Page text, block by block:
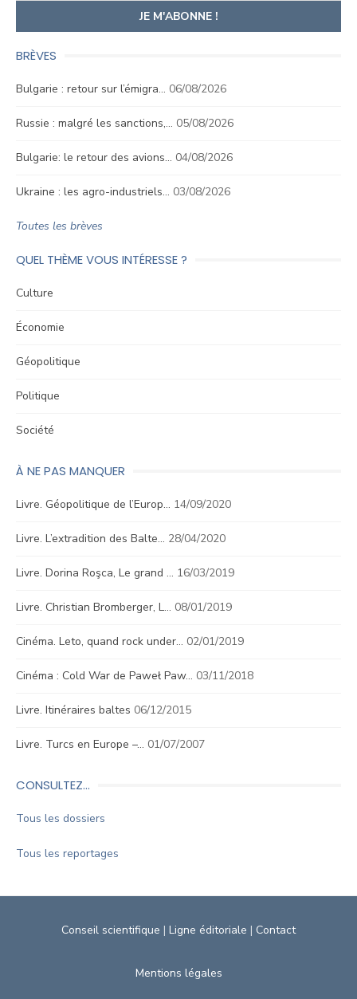
BRÈVES
Bulgarie : retour sur l’émigra… 06/08/2026
Russie : malgré les sanctions,… 05/08/2026
Bulgarie: le retour des avions… 04/08/2026
Ukraine : les agro-industriels… 03/08/2026
Toutes les brèves
QUEL THÈME VOUS INTÉRESSE ?
Culture
Économie
Géopolitique
Politique
Société
À NE PAS MANQUER
Livre. Géopolitique de l’Europ… 14/09/2020
Livre. L’extradition des Balte… 28/04/2020
Livre. Dorina Roşca, Le grand … 16/03/2019
Livre. Christian Bromberger, L… 08/01/2019
Cinéma. Leto, quand rock under… 02/01/2019
Cinéma : Cold War de Paweł Paw… 03/11/2018
Livre. Itinéraires baltes 06/12/2015
Livre. Turcs en Europe –… 01/07/2007
CONSULTEZ…
Tous les dossiers
Tous les reportages
Conseil scientifique | Ligne éditoriale | Contact
Mentions légales